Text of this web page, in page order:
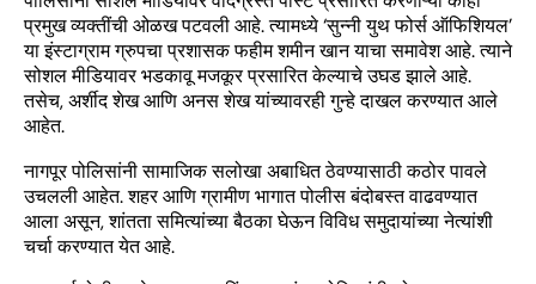
प्रमुख व्यक्तींची ओळख पटवली आहे. त्यामध्ये ‘सुन्नी युथ फोर्स ऑफिशियल’
या इंस्टाग्राम ग्रुपचा प्रशासक फहीम शमीन खान याचा समावेश आहे. त्याने
सोशल मीडियावर भडकावू मजकूर प्रसारित केल्याचे उघड झाले आहे.
तसेच, अर्शीद शेख आणि अनस शेख यांच्यावरही गुन्हे दाखल करण्यात आले
आहेत.
नागपूर पोलिसांनी सामाजिक सलोखा अबाधित ठेवण्यासाठी कठोर पावले
उचलली आहेत. शहर आणि ग्रामीण भागात पोलीस बंदोबस्त वाढवण्यात
आला असून, शांतता समित्यांच्या बैठका घेऊन विविध समुदायांच्या नेत्यांशी
चर्चा करण्यात येत आहे.